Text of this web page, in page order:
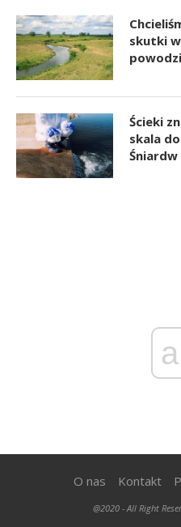
skutki
powodzi
Ścieki
skala
Śniardw
O nas Kontakt
@2020 - All Right